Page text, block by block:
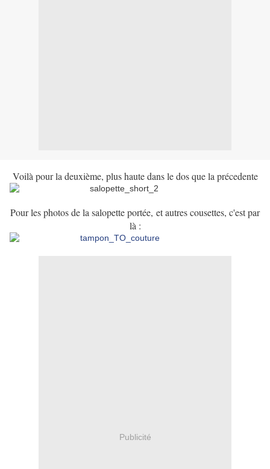
Voilà pour la deuxième, plus haute dans le dos que la précedente
Pour les photos de la salopette portée, et autres cousettes, c'est par
là :
Publicité